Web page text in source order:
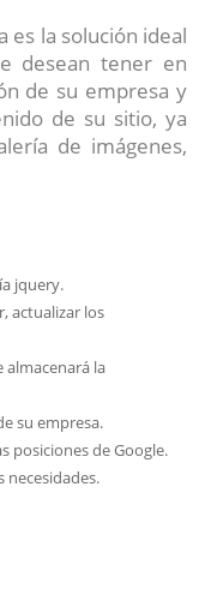
es la solución ideal
desean tener en
de su empresa y
de su sitio, ya
de imágenes,
jquery.
actualizar los
almacenará la
su empresa.
posiciones de Google.
necesidades.